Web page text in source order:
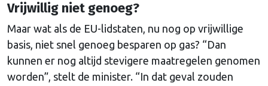
Vrijwillig niet genoeg?
Maar wat als de EU-lidstaten, nu nog op vrijwillige
basis, niet snel genoeg besparen op gas? “Dan
kunnen er nog altijd stevigere maatregelen genomen
worden”, stelt de minister. “In dat geval zouden